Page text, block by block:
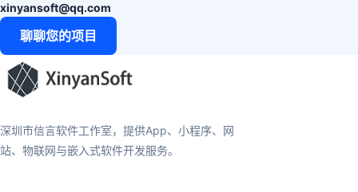
xinyansoft@qq.com
聊聊您的项目
深圳市信言软件工作室，提供App、小程序、网
站、物联网与嵌入式软件开发服务。